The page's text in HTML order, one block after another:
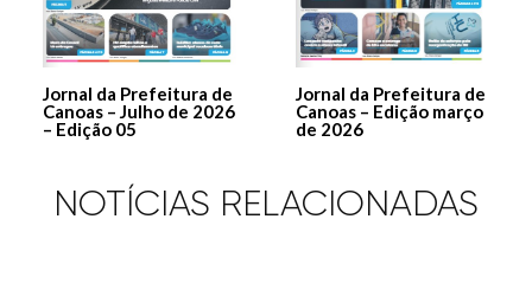
Jornal da Prefeitura de
Canoas – Julho de 2026
– Edição 05
Jornal da Prefeitura de
Canoas – Edição março
de 2026
NOTÍCIAS RELACIONADAS